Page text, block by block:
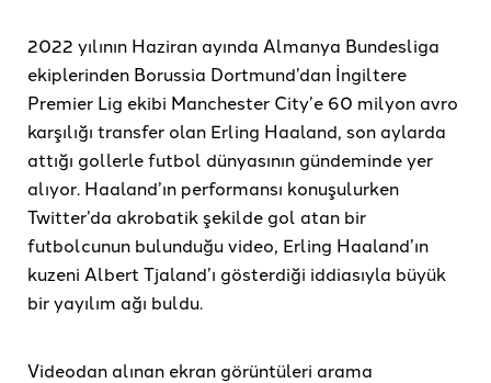
2022 yılının Haziran ayında Almanya Bundesliga
ekiplerinden Borussia Dortmund’dan İngiltere
Premier Lig ekibi Manchester City’e 60 milyon avro
karşılığı transfer olan Erling Haaland, son aylarda
attığı gollerle futbol dünyasının gündeminde yer
alıyor. Haaland’ın performansı konuşulurken
Twitter’da akrobatik şekilde gol atan bir
futbolcunun bulunduğu video, Erling Haaland’ın
kuzeni Albert Tjaland’ı gösterdiği iddiasıyla büyük
bir yayılım ağı buldu.
Videodan alınan ekran görüntüleri arama